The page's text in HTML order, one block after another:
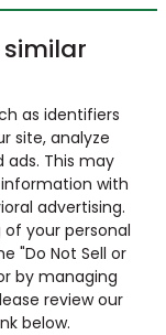
as identifiers
site, analyze
This may
with
advertising.
your personal
"Do Not Sell or
by managing
review our
below.